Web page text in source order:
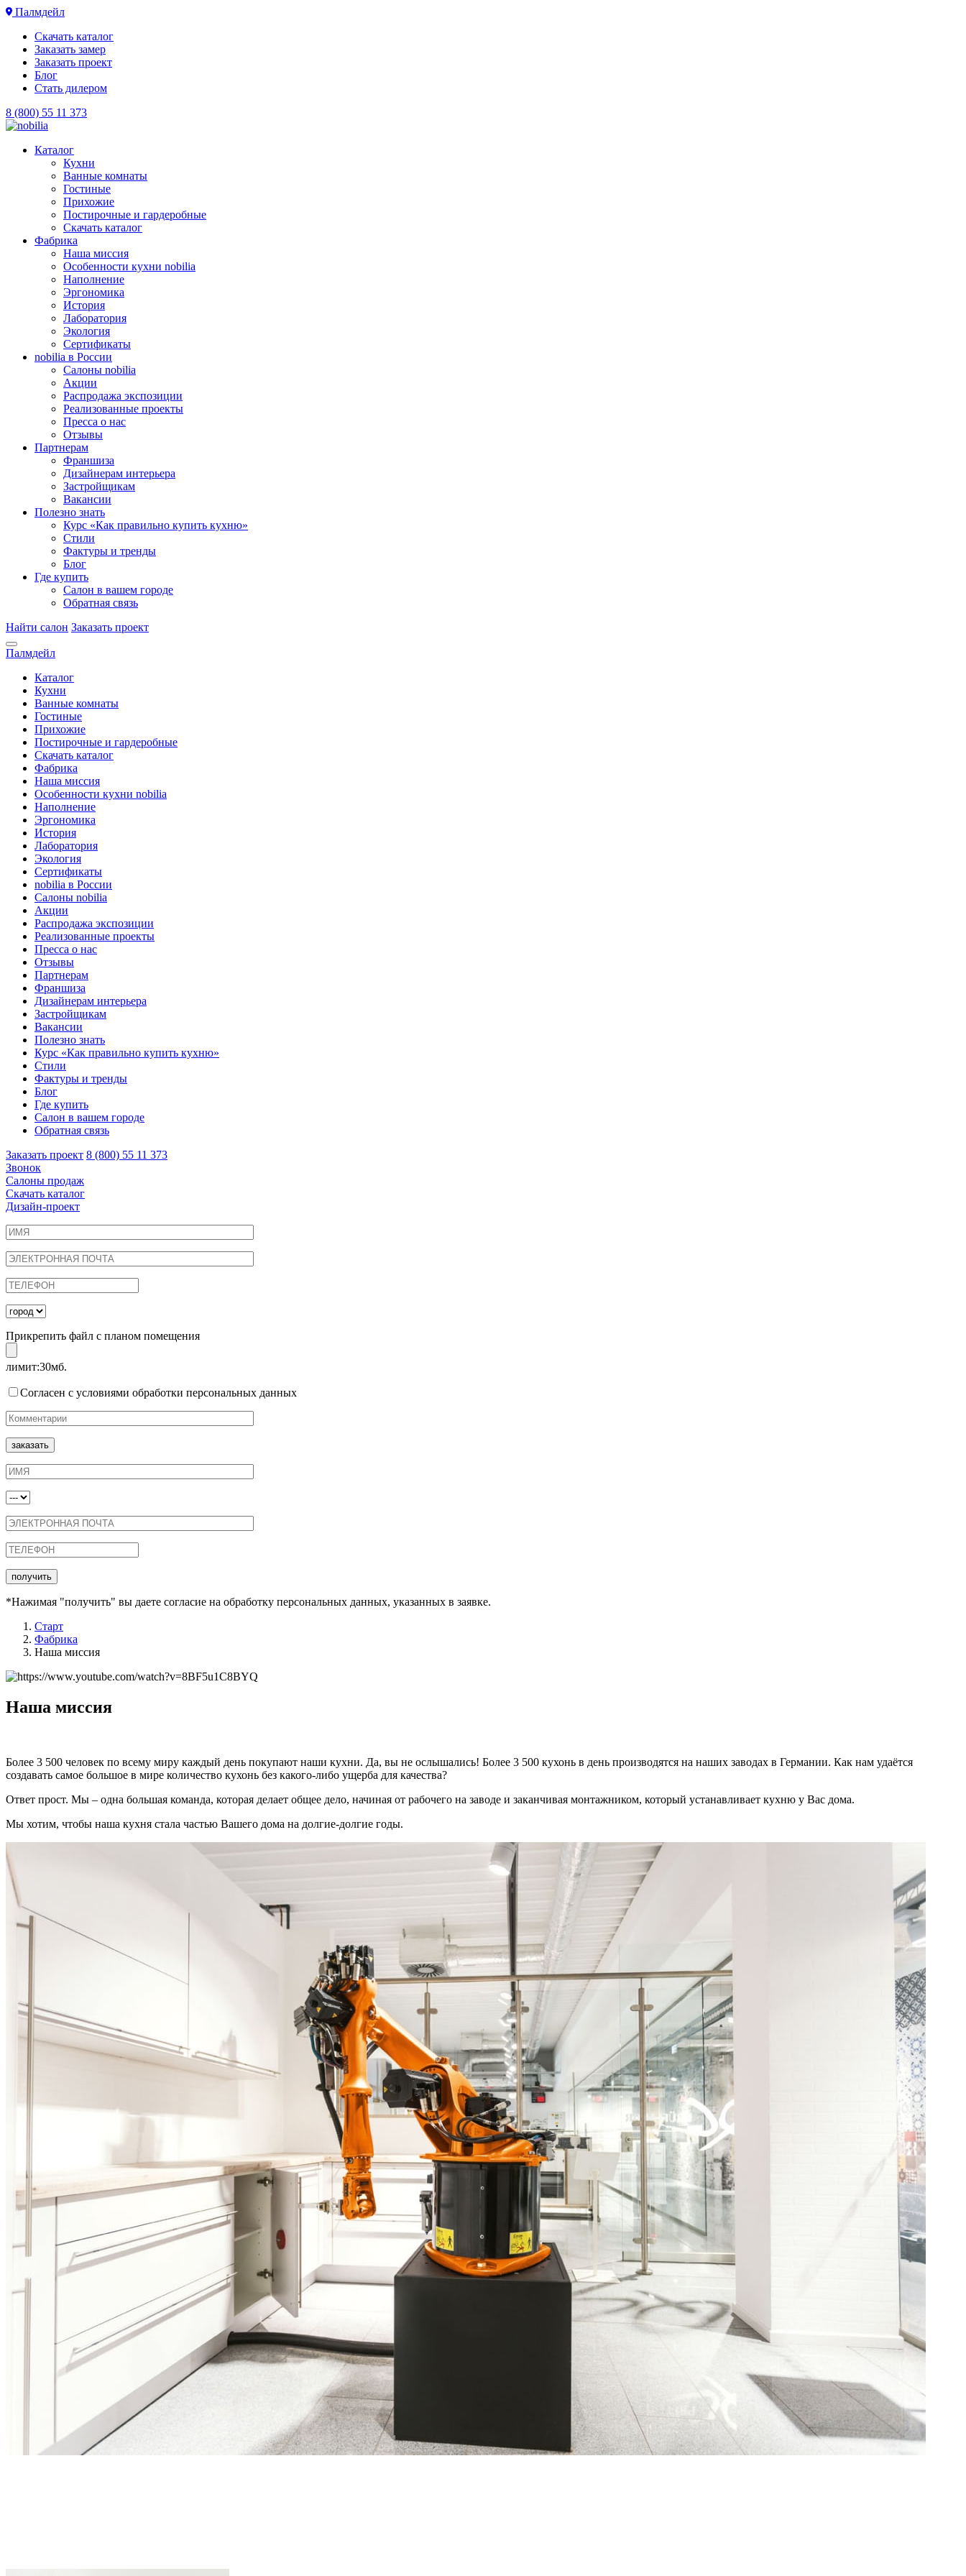
Палмдейл
Скачать каталог
Заказать замер
Заказать проект
Блог
Стать дилером
8 (800) 55 11 373
Каталог
Кухни
Ванные комнаты
Гостиные
Прихожие
Постирочные и гардеробные
Скачать каталог
Фабрика
Наша миссия
Особенности кухни nobilia
Наполнение
Эргономика
История
Лаборатория
Экология
Сертификаты
nobilia в России
Салоны nobilia
Акции
Распродажа экспозиции
Реализованные проекты
Пресса о нас
Отзывы
Партнерам
Франшиза
Дизайнерам интерьера
Застройщикам
Вакансии
Полезно знать
Курс «Как правильно купить кухню»
Cтили
Фактуры и тренды
Блог
Где купить
Салон в вашем городе
Обратная связь
Найти салон Заказать проект
Палмдейл
Каталог
Кухни
Ванные комнаты
Гостиные
Прихожие
Постирочные и гардеробные
Скачать каталог
Фабрика
Наша миссия
Особенности кухни nobilia
Наполнение
Эргономика
История
Лаборатория
Экология
Сертификаты
nobilia в России
Салоны nobilia
Акции
Распродажа экспозиции
Реализованные проекты
Пресса о нас
Отзывы
Партнерам
Франшиза
Дизайнерам интерьера
Застройщикам
Вакансии
Полезно знать
Курс «Как правильно купить кухню»
Cтили
Фактуры и тренды
Блог
Где купить
Салон в вашем городе
Обратная связь
Заказать проект 8 (800) 55 11 373
Звонок
Салоны продаж
Скачать каталог
Дизайн-проект
Прикрепить файл с планом помещения
лимит:30мб.
Согласен с условиями обработки персональных данных
*Нажимая "получить" вы даете согласие на обработку персональных данных, указанных в заявке.
Старт
Фабрика
Наша миссия
Наша миссия
Более 3 500 человек по всему миру каждый день покупают наши кухни. Да, вы не ослышались! Более 3 500 кухонь в день производятся на наших заводах в Германии. Как нам удаётся
создавать самое большое в мире количество кухонь без какого-либо ущерба для качества?
Ответ прост. Мы – одна большая команда, которая делает общее дело, начиная от рабочего на заводе и заканчивая монтажником, который устанавливает кухню у Вас дома.
Мы хотим, чтобы наша кухня стала частью Вашего дома на долгие-долгие годы.